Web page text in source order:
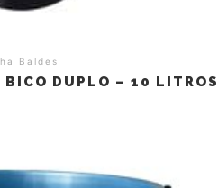
Baldes
BICO DUPLO – 10